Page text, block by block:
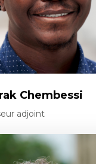
Chembessi
adjoint